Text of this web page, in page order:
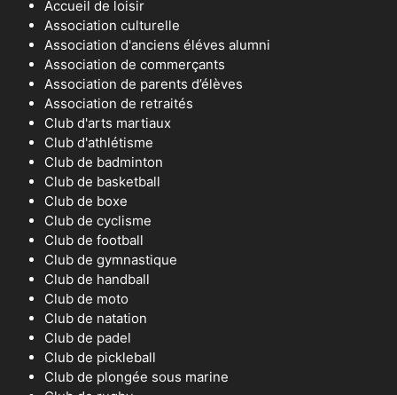
Accueil de loisir
Association culturelle
Association d'anciens éléves alumni
Association de commerçants
Association de parents d’élèves
Association de retraités
Club d'arts martiaux
Club d'athlétisme
Club de badminton
Club de basketball
Club de boxe
Club de cyclisme
Club de football
Club de gymnastique
Club de handball
Club de moto
Club de natation
Club de padel
Club de pickleball
Club de plongée sous marine